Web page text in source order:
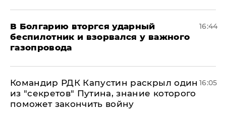
В Болгарию вторгся ударный
беспилотник и взорвался у важного
газопровода
16:44
Командир РДК Капустин раскрыл один
из "секретов" Путина, знание которого
поможет закончить войну
16:05